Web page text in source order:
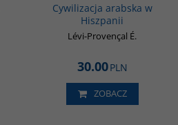
Cywilizacja arabska w
Hiszpanii
Lévi-Provençal É.
30.00PLN
ZOBACZ